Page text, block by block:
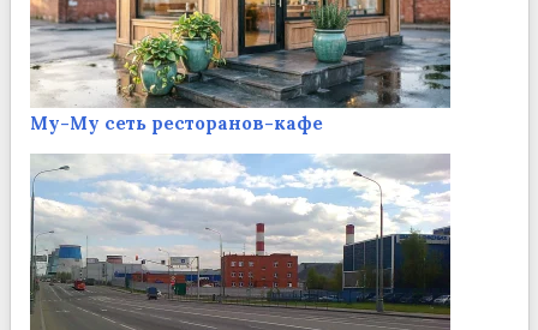
Му-Му сеть ресторанов-кафе